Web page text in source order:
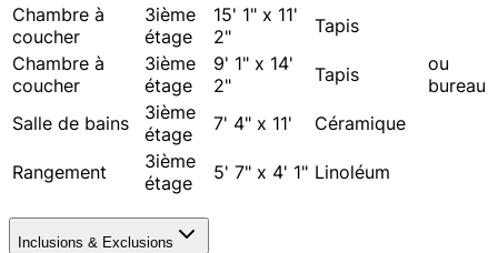
Chambre à
coucher
3ième
étage
15' 1" x 11'
2"
Tapis
Chambre à
coucher
3ième
étage
9' 1" x 14'
2"
Tapis
ou
bureau
Salle de bains
3ième
étage
7' 4" x 11' Céramique
Rangement
3ième
étage
5' 7" x 4' 1" Linoléum
Inclusions & Exclusions